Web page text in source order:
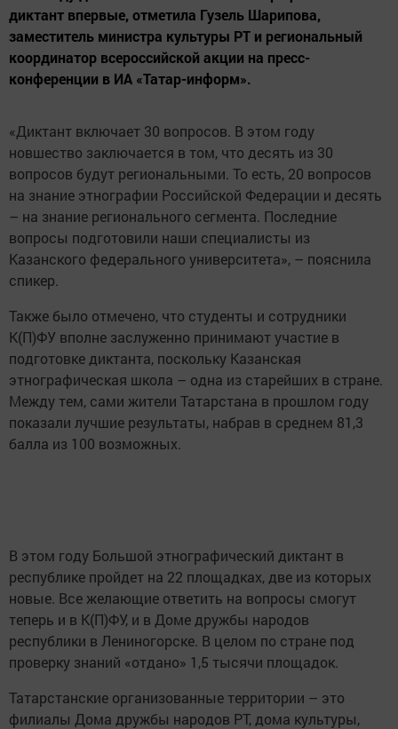
диктант впервые, отметила Гузель Шарипова,
заместитель министра культуры РТ и региональный
координатор всероссийской акции на пресс-
конференции в ИА «Татар-информ».
«Диктант включает 30 вопросов. В этом году
новшество заключается в том, что десять из 30
вопросов будут региональными. То есть, 20 вопросов
на знание этнографии Российской Федерации и десять
– на знание регионального сегмента. Последние
вопросы подготовили наши специалисты из
Казанского федерального университета», – пояснила
спикер.
Также было отмечено, что студенты и сотрудники
К(П)ФУ вполне заслуженно принимают участие в
подготовке диктанта, поскольку Казанская
этнографическая школа – одна из старейших в стране.
Между тем, сами жители Татарстана в прошлом году
показали лучшие результаты, набрав в среднем 81,3
балла из 100 возможных.
В этом году Большой этнографический диктант в
республике пройдет на 22 площадках, две из которых
новые. Все желающие ответить на вопросы смогут
теперь и в К(П)ФУ, и в Доме дружбы народов
республики в Лениногорске. В целом по стране под
проверку знаний «отдано» 1,5 тысячи площадок.
Татарстанские организованные территории – это
филиалы Дома дружбы народов РТ, дома культуры,